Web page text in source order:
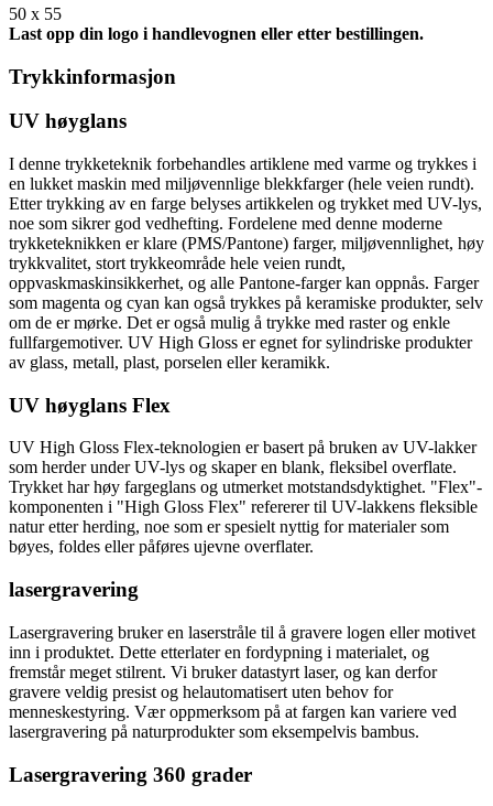
50 x 55
Last opp din logo i handlevognen eller etter bestillingen.
Trykkinformasjon
UV høyglans
I denne trykketeknik forbehandles artiklene med varme og trykkes i
en lukket maskin med miljøvennlige blekkfarger (hele veien rundt).
Etter trykking av en farge belyses artikkelen og trykket med UV-lys,
noe som sikrer god vedhefting. Fordelene med denne moderne
trykketeknikken er klare (PMS/Pantone) farger, miljøvennlighet, høy
trykkvalitet, stort trykkeområde hele veien rundt,
oppvaskmaskinsikkerhet, og alle Pantone-farger kan oppnås. Farger
som magenta og cyan kan også trykkes på keramiske produkter, selv
om de er mørke. Det er også mulig å trykke med raster og enkle
fullfargemotiver. UV High Gloss er egnet for sylindriske produkter
av glass, metall, plast, porselen eller keramikk.
UV høyglans Flex
UV High Gloss Flex-teknologien er basert på bruken av UV-lakker
som herder under UV-lys og skaper en blank, fleksibel overflate.
Trykket har høy fargeglans og utmerket motstandsdyktighet. "Flex"-
komponenten i "High Gloss Flex" refererer til UV-lakkens fleksible
natur etter herding, noe som er spesielt nyttig for materialer som
bøyes, foldes eller påføres ujevne overflater.
lasergravering
Lasergravering bruker en laserstråle til å gravere logen eller motivet
inn i produktet. Dette etterlater en fordypning i materialet, og
fremstår meget stilrent. Vi bruker datastyrt laser, og kan derfor
gravere veldig presist og helautomatisert uten behov for
menneskestyring. Vær oppmerksom på at fargen kan variere ved
lasergravering på naturprodukter som eksempelvis bambus.
Lasergravering 360 grader